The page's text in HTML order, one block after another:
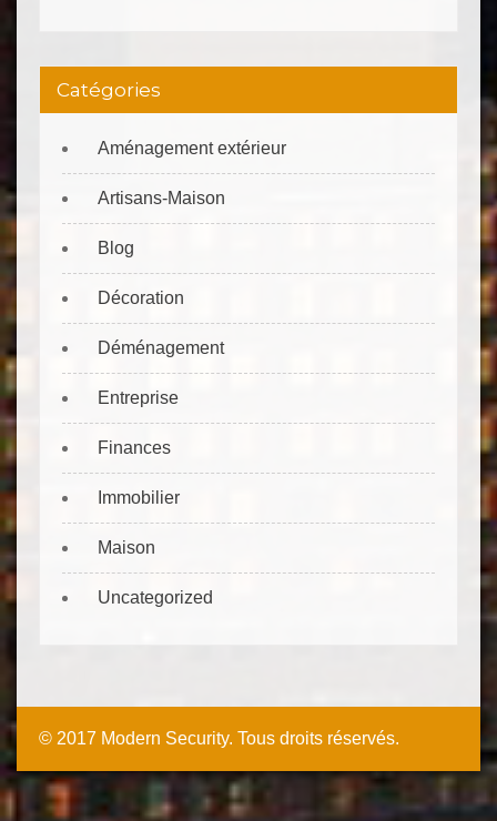
Catégories
Aménagement extérieur
Artisans-Maison
Blog
Décoration
Déménagement
Entreprise
Finances
Immobilier
Maison
Uncategorized
© 2017 Modern Security. Tous droits réservés.